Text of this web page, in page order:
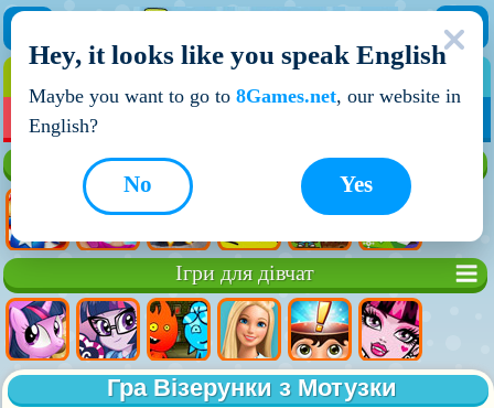
НОВІ ІГРИ
Ігри для дівчат
Гра Візерунки з Мотузки
Hey, it looks like you speak English
Maybe you want to go to 8Games.net, our website in
English?
Yes
No